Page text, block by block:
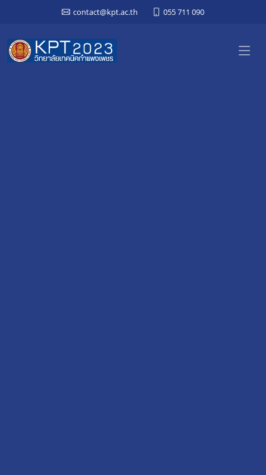
contact@kpt.ac.th 055 711 090